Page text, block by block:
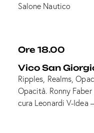
Salone Nautico
Ore 18.00
Vico San
Ripples, Realms,
Opacità. Ronny
cura Leonardi V-Idea